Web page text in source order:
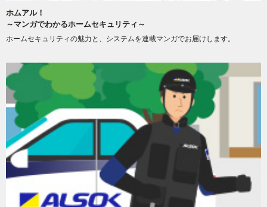
ホムアル！
～マンガでわかるホームセキュリティ～
ホームセキュリティの魅力と、システムを連載マンガでお届けします。